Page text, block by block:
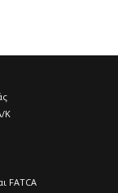
K
FATCA